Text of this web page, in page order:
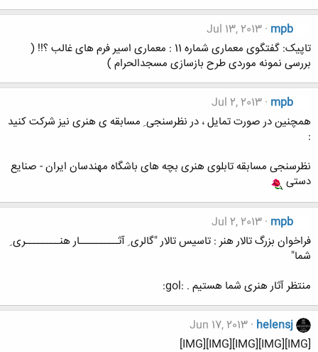
mpb
Jul 13, 2013
تاپیک: گفتگوی معماری شماره 11 : معماری اسیر فرم های غالب ؟!! (
بررسی نمونه موردی طرح بازسازی مسجدالحرام )
mpb
Jul 2, 2013
همچنین در صورت تمایل ، در نظرسنجی ِ مسابقه ی هنری نیز شرکت کنید
:
نظرسنجی مسابقه تابلوی هنری بچه های باشگاه مهندسان ایران - صنایع
دستی
mpb
Jul 2, 2013
فراخوان بزرگ تالار هنر : تاسیس تالار "گالری ِ آثـــــــــار هنــــــــری ِ
شما"
منتظر آثار هنری شما هستیم . :gol:
helensj
Jun 17, 2013
[IMG][IMG][IMG][IMG][IMG]